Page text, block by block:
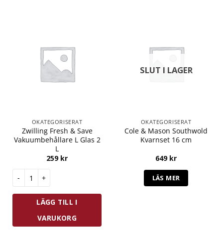
OKATEGORISERAT
Zwilling Fresh & Save
Vakuumbehållare L Glas 2
L
259 kr
Zwilling Fresh & Save Vakuumbehållare L Glas 2 L mängd
LÄGG TILL I
VARUKORG
SLUT I LAGER
OKATEGORISERAT
Cole & Mason Southwold
Kvarnset 16 cm
649 kr
LÄS MER